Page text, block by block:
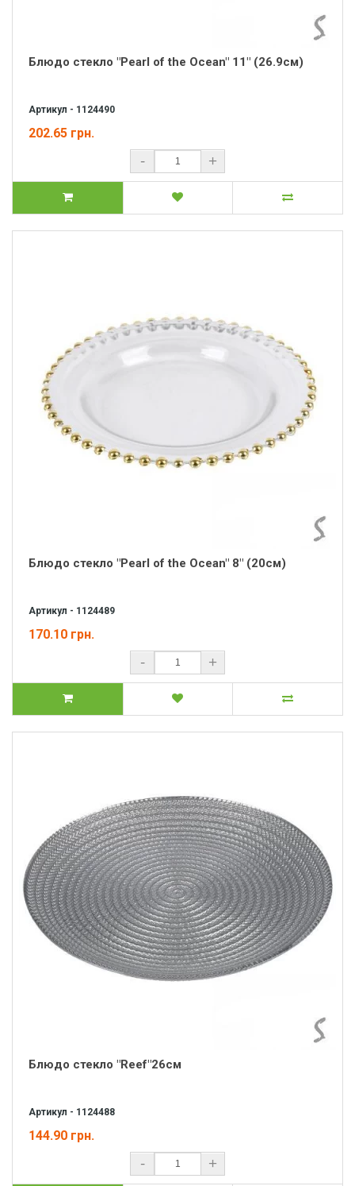
Блюдо стекло "Pearl of the Ocean" 11" (26.9см)
Артикул - 1124490
202.65 грн.
- +
Блюдо стекло "Pearl of the Ocean" 8" (20см)
Артикул - 1124489
170.10 грн.
- +
Блюдо стекло "Reef"26см
Артикул - 1124488
144.90 грн.
- +